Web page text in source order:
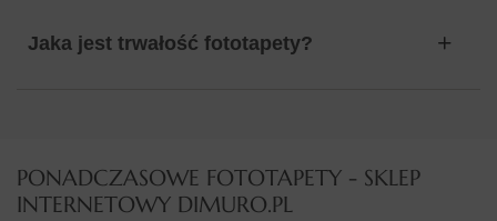
Jaka jest trwałość fototapety?
PONADCZASOWE FOTOTAPETY - SKLEP
INTERNETOWY DIMURO.PL​